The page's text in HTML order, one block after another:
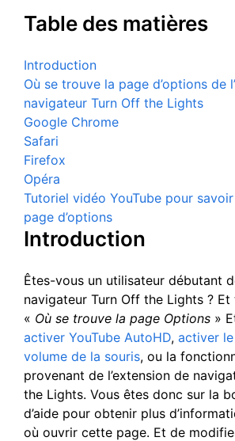
Table des matières
Introduction
Où se trouve la page d’options de
navigateur Turn Off the Lights
Google Chrome
Safari
Firefox
Opéra
Tutoriel vidéo YouTube pour
page d’options
Introduction
Êtes-vous un utilisateur débutant
navigateur Turn Off the Lights ?
« Où se trouve la page Options »
activer YouTube AutoHD, activer
volume de la souris, ou la
provenant de l’extension de
the Lights. Vous êtes donc sur la
d’aide pour obtenir plus
où ouvrir cette page. Et de